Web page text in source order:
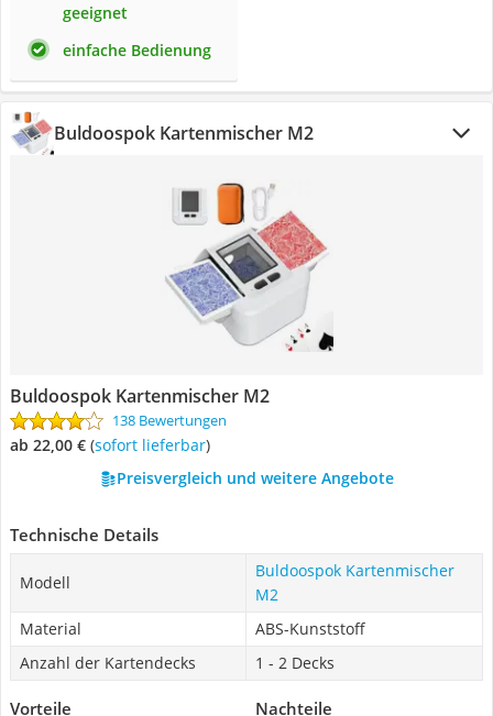
geeignet
einfache Bedienung
Buldoospok Kartenmischer M2
Buldoospok Kartenmischer M2
138 Bewertungen
ab 22,00 € ( Sofort lieferbar)
Preisvergleich und weitere Angebote
Technische Details
Modell
Buldoospok Kartenmischer
M2
Material
ABS-Kunststoff
Anzahl der Kartendecks
1 - 2 Decks
Vorteile Nachteile